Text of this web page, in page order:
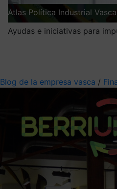
Atlas Política Industrial Vasca
Ayudas e iniciativas para
Blog de la empresa vasca /